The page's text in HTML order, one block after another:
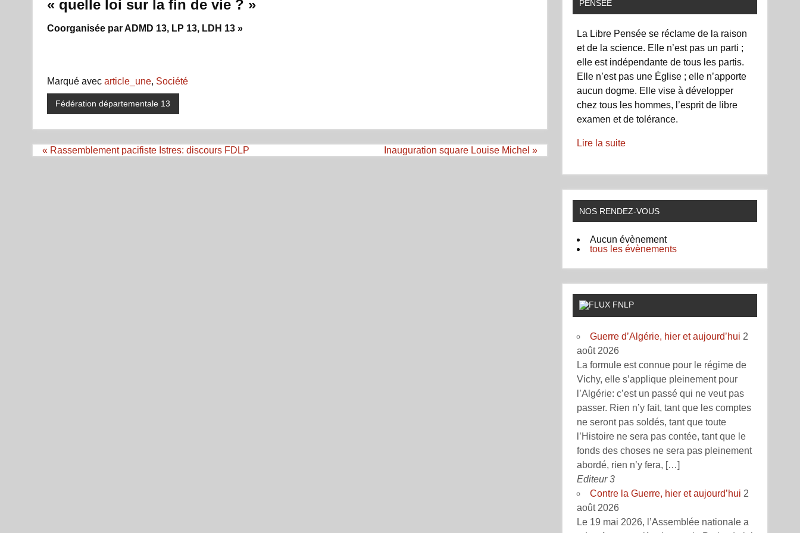
« quelle loi sur la fin de vie ? »
Coorganisée par ADMD 13, LP 13, LDH 13 »
Marqué avec article_une, Société
Fédération départementale 13
Navigation
de
« Rassemblement pacifiste Istres: discours FDLP Inauguration square Louise Michel »
PENSÉE
La Libre Pensée se réclame de la raison
et de la science. Elle n’est pas un parti ;
elle est indépendante de tous les partis.
Elle n’est pas une Église ; elle n’apporte
aucun dogme. Elle vise à développer
chez tous les hommes, l’esprit de libre
examen et de tolérance.
Lire la suite
NOS RENDEZ-VOUS
Aucun évènement
tous les évènements
FNLP
Guerre d’Algérie, hier et aujourd’hui 2
août 2026
La formule est connue pour le régime de
Vichy, elle s’applique pleinement pour
l’Algérie: c’est un passé qui ne veut pas
passer. Rien n’y fait, tant que les comptes
ne seront pas soldés, tant que toute
l’Histoire ne sera pas contée, tant que le
fonds des choses ne sera pas pleinement
abordé, rien n’y fera, […]
Editeur 3
Contre la Guerre, hier et aujourd’hui 2
août 2026
Le 19 mai 2026, l’Assemblée nationale a